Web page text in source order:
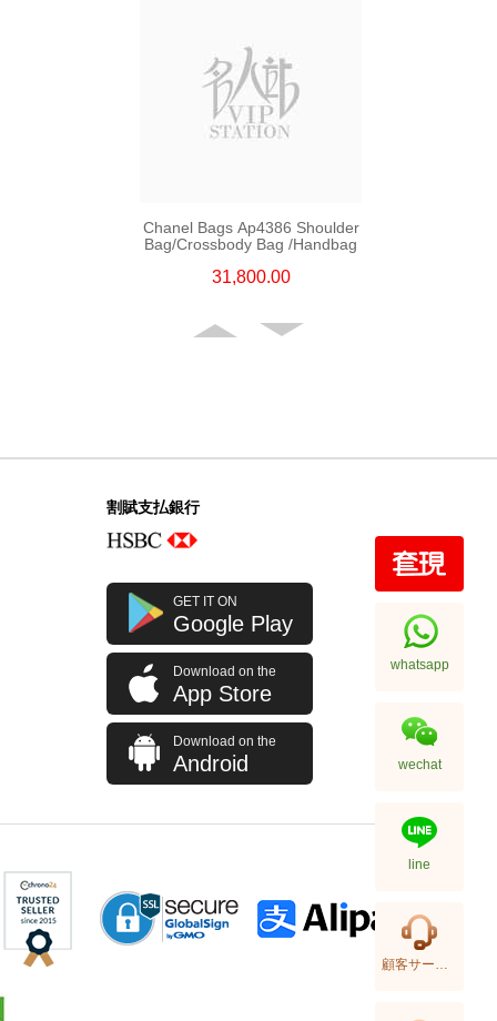
Chanel Bags Ap4386 Shoulder
Bag/Crossbody Bag /Handbag
31,800.00
Chanel Bags Ap4936c Blk Gp
Shoulder Bag/Crossbody Bag
32,800.00
割賦支払銀行
GET IT ON
Google Play
Download on the
App Store
Download on the
Android
whatsapp
wechat
line
顧客サービス